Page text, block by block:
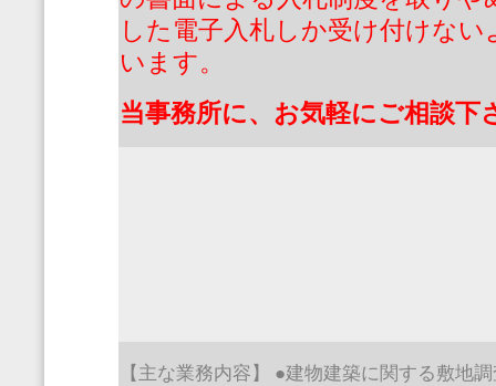
した電子入札しか受け付けな
います。
当事務所に、お気軽にご相談下
【主な業務内容】 ●建物建築に関する敷地